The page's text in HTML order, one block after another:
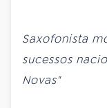
Saxofonista
sucessos
Novas"